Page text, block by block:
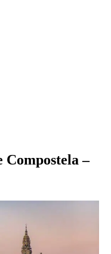
Compostela –